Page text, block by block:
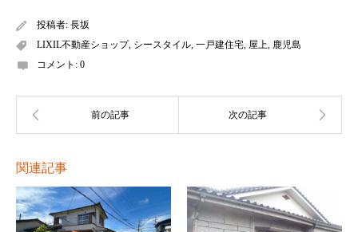
投稿者: 長坂
LIXIL不動産ショップ, シースタイル 一戸建住宅 屋上
鹿児島
コメント: 0
関連記事